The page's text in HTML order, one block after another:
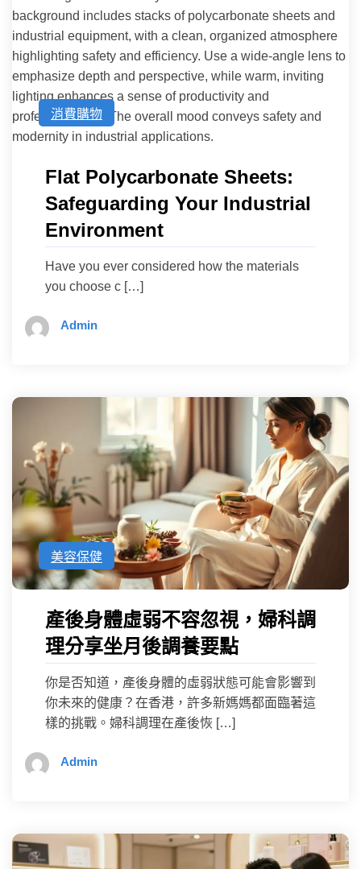
消費購物
Flat Polycarbonate Sheets:
Safeguarding Your Industrial
Environment
Have you ever considered how the materials
you choose c […]
Admin
美容保健
產後身體虛弱不容忽視，婦科調
理分享坐月後調養要點
你是否知道，產後身體的虛弱狀態可能會影響到
你未來的健康？在香港，許多新媽媽都面臨著這
樣的挑戰。婦科調理在產後恢 […]
Admin